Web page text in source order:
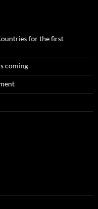
for the first
coming